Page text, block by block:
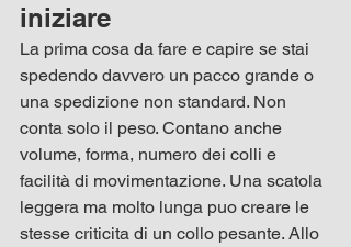
iniziare
La prima cosa da fare e capire se stai
spedendo davvero un pacco grande o
una spedizione non standard. Non
conta solo il peso. Contano anche
volume, forma, numero dei colli e
facilità di movimentazione. Una scatola
leggera ma molto lunga puo creare le
stesse criticita di un collo pesante. Allo